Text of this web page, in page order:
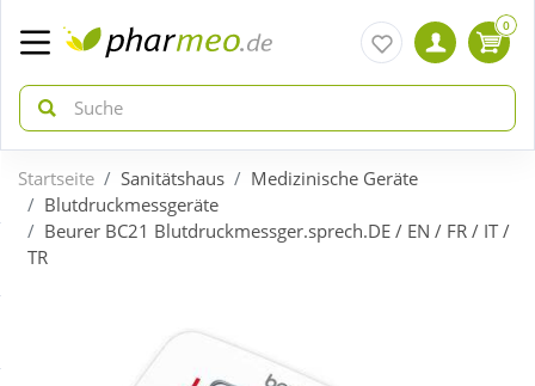
zurück
ÜBERSICHT AKTIONEN
zurück
ÜBERSICHT KATEGORIEN
0
Startseite Sanitätshaus
Medizinische Geräte
Blutdruckmessgeräte
Beurer BC21 Blutdruckmessger.sprech.DE / EN / FR / IT /
TR